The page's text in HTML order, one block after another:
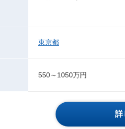
東京都
550～1050万円
詳